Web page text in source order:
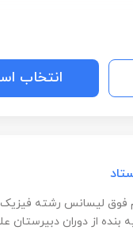
انتخاب
فوق لیسانس رشته
بنده از دوران دبیرستان